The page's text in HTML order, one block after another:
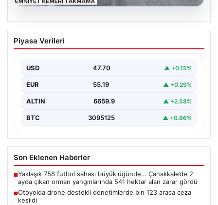
06.08.2026
Otoyolda drone destekli denetimlerde
bin 123 araca ceza kesildi
sürdürdüğü drone destekli otoyol denetimlerinde
yoğun bir kontrol…
Piyasa Verileri
USD 47.70 ▲ +0.15%
EUR 55.19 ▲ +0.29%
ALTIN 6659.9 ▲ +2.58%
BTC 3095125 ▲ +0.96%
Son Eklenen Haberler
■Yaklaşık 758 futbol sahası büyüklüğünde… Çanakkale’de 2
ayda çıkan orman yangınlarında 541 hektar alan zarar gördü
■Otoyolda drone destekli denetimlerde bin 123 araca ceza
kesildi